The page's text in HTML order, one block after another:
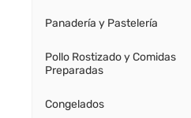
Panadería y Pastelería
Pollo Rostizado y Comidas
Preparadas
Congelados